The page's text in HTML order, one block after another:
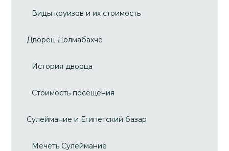
Виды круизов и их стоимость
Дворец Долмабахче
История дворца
Стоимость посещения
Сулеймание и Египетский базар
Мечеть Сулеймание